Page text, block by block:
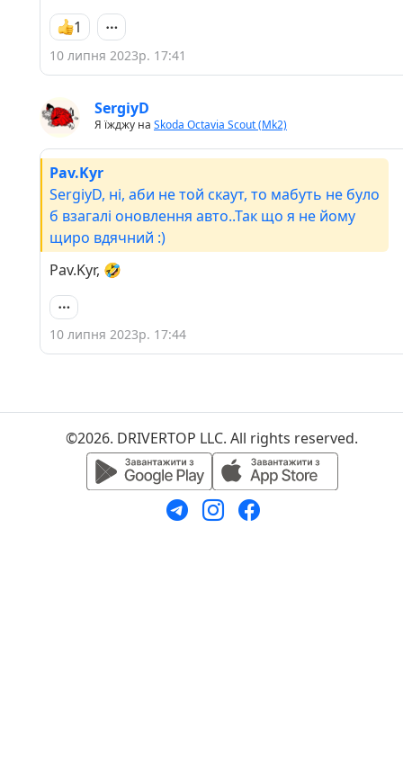
1
10 липня 2023р. 17:41
SergiyD
Я їжджу на Skoda Octavia Scout (Mk2)
Pav.Kyr
SergiyD, ні, аби не той скаут, то мабуть не було
б взагалі оновлення авто..Так що я не йому
щиро вдячний :)
Pav.Kyr, 🤣
10 липня 2023р. 17:44
©2026. DRIVERTOP LLC. All rights reserved.